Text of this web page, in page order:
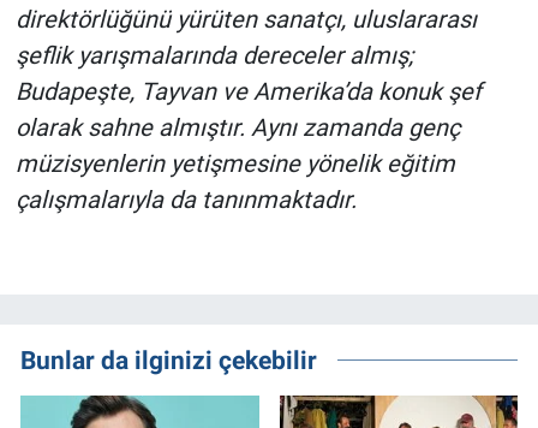
direktörlüğünü yürüten sanatçı, uluslararası
şeflik yarışmalarında dereceler almış;
Budapeşte, Tayvan ve Amerika’da konuk şef
olarak sahne almıştır. Aynı zamanda genç
müzisyenlerin yetişmesine yönelik eğitim
çalışmalarıyla da tanınmaktadır.
Bunlar da ilginizi çekebilir